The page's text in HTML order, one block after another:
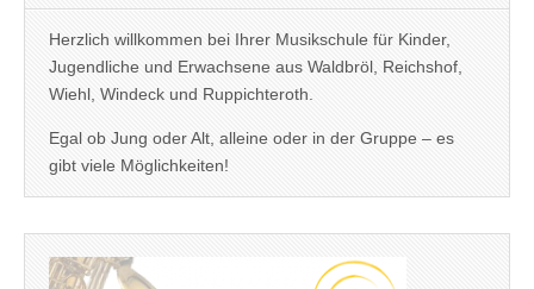
Herzlich willkommen bei Ihrer Musikschule für Kinder,
Jugendliche und Erwachsene aus Waldbröl, Reichshof,
Wiehl, Windeck und Ruppichteroth.
Egal ob Jung oder Alt, alleine oder in der Gruppe – es
gibt viele Möglichkeiten!